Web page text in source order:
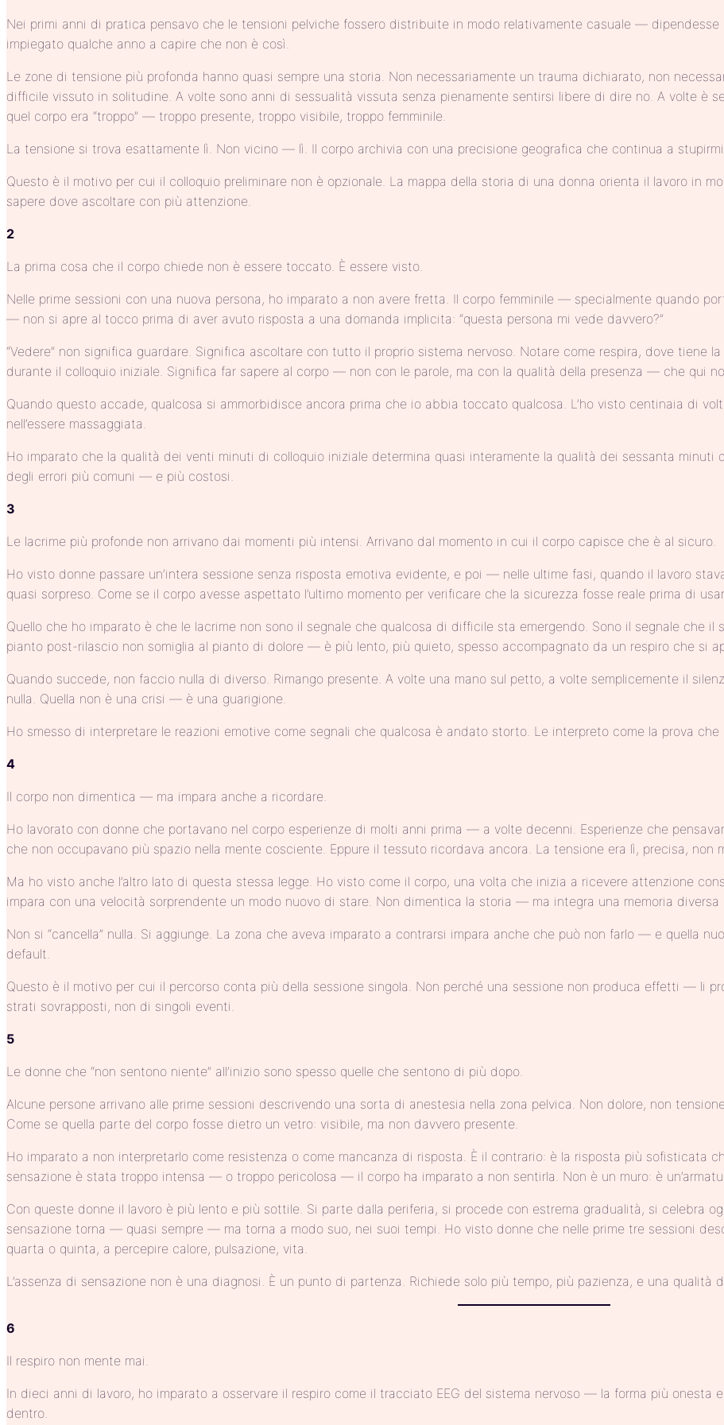
Nei primi anni di pratica pensavo che le tensioni pelviche fossero distribuite in modo relativamente casuale —
impiegato qualche anno a capire che non è così.
Le zone di tensione più profonda hanno quasi sempre una storia. Non necessariamente un trauma dichiarato, non
difficile vissuto in solitudine. A volte sono anni di sessualità vissuta senza pienamente sentirsi libere di dire no. A volte è
quel corpo era “troppo” — troppo presente, troppo visibile, troppo femminile.
La tensione si trova esattamente lì. Non vicino — lì. Il corpo archivia con una precisione geografica che continua a stupirmi.
Questo è il motivo per cui il colloquio preliminare non è opzionale. La mappa della storia di una donna orienta il lavoro in
sapere dove ascoltare con più attenzione.
2
La prima cosa che il corpo chiede non è essere toccato. È essere visto.
Nelle prime sessioni con una nuova persona, ho imparato a non avere fretta. Il corpo femminile — specialmente quando
— non si apre al tocco prima di aver avuto risposta a una domanda implicita: “questa persona mi vede davvero?”
“Vedere” non significa guardare. Significa ascoltare con tutto il proprio sistema nervoso. Notare come respira, dove tiene
durante il colloquio iniziale. Significa far sapere al corpo — non con le parole, ma con la qualità della presenza — che qui
Quando questo accade, qualcosa si ammorbidisce ancora prima che io abbia toccato qualcosa. L’ho visto centinaia di
nell’essere massaggiata.
Ho imparato che la qualità dei venti minuti di colloquio iniziale determina quasi interamente la qualità dei sessanta minuti
degli errori più comuni — e più costosi.
3
Le lacrime più profonde non arrivano dai momenti più intensi. Arrivano dal momento in cui il corpo capisce che è al sicuro.
Ho visto donne passare un’intera sessione senza risposta emotiva evidente, e poi — nelle ultime fasi, quando il lavoro
quasi sorpreso. Come se il corpo avesse aspettato l’ultimo momento per verificare che la sicurezza fosse reale prima di
Quello che ho imparato è che le lacrime non sono il segnale che qualcosa di difficile sta emergendo. Sono il segnale che
pianto post-rilascio non somiglia al pianto di dolore — è più lento, più quieto, spesso accompagnato da un respiro che si
Quando succede, non faccio nulla di diverso. Rimango presente. A volte una mano sul petto, a volte semplicemente il
nulla. Quella non è una crisi — è una guarigione.
Ho smesso di interpretare le reazioni emotive come segnali che qualcosa è andato storto. Le interpreto come la prova
4
Il corpo non dimentica — ma impara anche a ricordare.
Ho lavorato con donne che portavano nel corpo esperienze di molti anni prima — a volte decenni. Esperienze che
che non occupavano più spazio nella mente cosciente. Eppure il tessuto ricordava ancora. La tensione era lì, precisa, non
Ma ho visto anche l’altro lato di questa stessa legge. Ho visto come il corpo, una volta che inizia a ricevere attenzione
impara con una velocità sorprendente un modo nuovo di stare. Non dimentica la storia — ma integra una memoria diversa
Non si “cancella” nulla. Si aggiunge. La zona che aveva imparato a contrarsi impara anche che può non farlo — e quella
default.
Questo è il motivo per cui il percorso conta più della sessione singola. Non perché una sessione non produca effetti — li
strati sovrapposti, non di singoli eventi.
5
Le donne che “non sentono niente” all’inizio sono spesso quelle che sentono di più dopo.
Alcune persone arrivano alle prime sessioni descrivendo una sorta di anestesia nella zona pelvica. Non dolore, non
Come se quella parte del corpo fosse dietro un vetro: visibile, ma non davvero presente.
Ho imparato a non interpretarlo come resistenza o come mancanza di risposta. È il contrario: è la risposta più sofisticata
sensazione è stata troppo intensa — o troppo pericolosa — il corpo ha imparato a non sentirla. Non è un muro: è
Con queste donne il lavoro è più lento e più sottile. Si parte dalla periferia, si procede con estrema gradualità, si celebra
sensazione torna — quasi sempre — ma torna a modo suo, nei suoi tempi. Ho visto donne che nelle prime tre sessioni
quarta o quinta, a percepire calore, pulsazione, vita.
L’assenza di sensazione non è una diagnosi. È un punto di partenza. Richiede solo più tempo, più pazienza, e una qualità
6
Il respiro non mente mai.
In dieci anni di lavoro, ho imparato a osservare il respiro come il tracciato EEG del sistema nervoso — la forma più
dentro.